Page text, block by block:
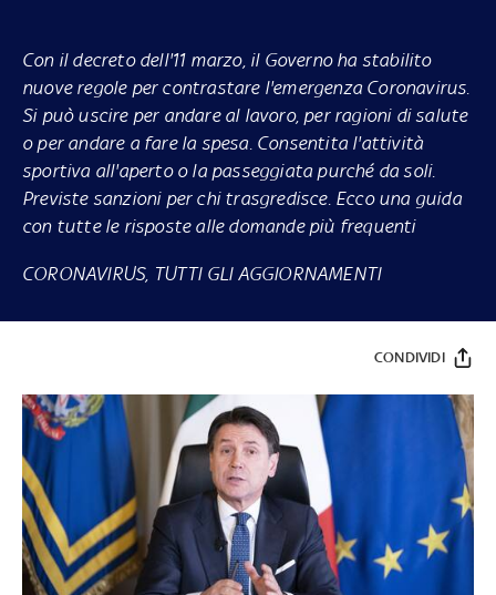
Con il decreto dell'11 marzo, il Governo ha stabilito
nuove regole per contrastare l'emergenza Coronavirus.
Si può uscire per andare al lavoro, per ragioni di salute
o per andare a fare la spesa. Consentita l'attività
sportiva all'aperto o la passeggiata purché da soli.
Previste sanzioni per chi trasgredisce. Ecco una guida
con tutte le risposte alle domande più frequenti
CORONAVIRUS, TUTTI GLI AGGIORNAMENTI
CONDIVIDI